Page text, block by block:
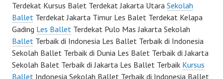
Terdekat Kursus Balet Terdekat Jakarta Utara Sekolah
Ballet Terdekat Jakarta Timur Les Balet Terdekat Kelapa
Gading Les Ballet Terdekat Pulo Mas Jakarta Sekolah
Ballet Terbaik di Indonesia Les Ballet Terbaik di Indonesia
Sekolah Ballet Terbaik di Dunia Les Balet Terbaik di Jakarta
Sekolah Balet Terbaik di Jakarta Les Ballet Terbaik Kursus
Ballet Indonesia Sekolah Ballet Terbaik di Indonesia Ballet